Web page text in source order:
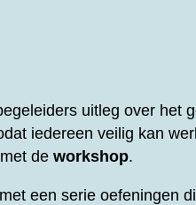
uitleg over het
iedereen veilig kan
de workshop.
een serie oefeningen